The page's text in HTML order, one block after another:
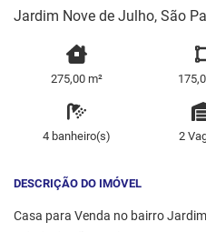
Jardim Nove de Julho, São
275,00 m²
4 banheiro(s) 2
DESCRIÇÃO DO IMÓVEL
Casa para Venda no bairro